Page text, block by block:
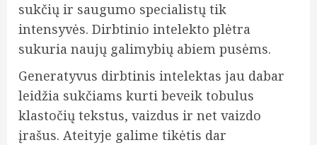
sukčių ir saugumo specialistų tik
intensyvės. Dirbtinio intelekto plėtra
sukuria naujų galimybių abiem pusėms.
Generatyvus dirbtinis intelektas jau dabar
leidžia sukčiams kurti beveik tobulus
klastočių tekstus, vaizdus ir net vaizdo
įrašus. Ateityje galime tikėtis dar